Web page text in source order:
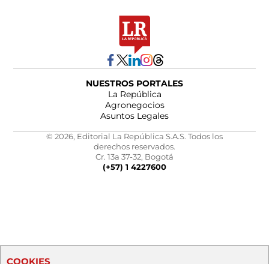
NUESTROS PORTALES
La República
Agronegocios
Asuntos Legales
© 2026, Editorial La República S.A.S. Todos los
derechos reservados.
Cr. 13a 37-32, Bogotá
(+57) 1 4227600
COOKIES